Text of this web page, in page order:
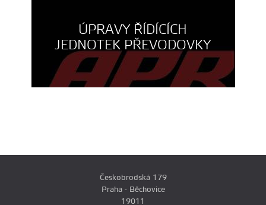
ÚPRAVY ŘÍDÍCÍCH
JEDNOTEK PŘEVODOVKY
Českobrodská 179
Praha - Běchovice
19011